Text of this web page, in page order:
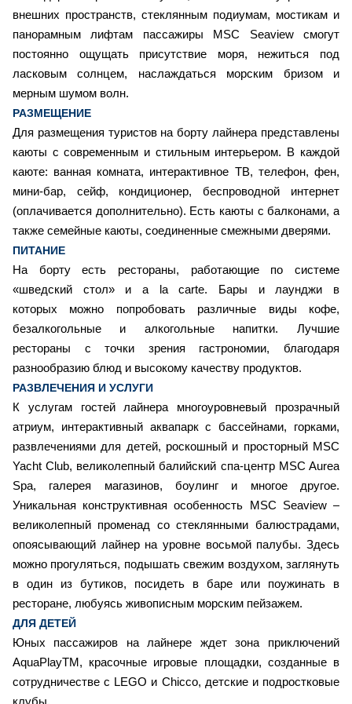
внешних пространств, стеклянным подиумам, мостикам и
панорамным лифтам пассажиры MSC Seaview смогут
постоянно ощущать присутствие моря, нежиться под
ласковым солнцем, наслаждаться морским бризом и
мерным шумом волн.
РАЗМЕЩЕНИЕ
Для размещения туристов на борту лайнера представлены
каюты с современным и стильным интерьером. В каждой
каюте: ванная комната, интерактивное ТВ, телефон, фен,
мини-бар, сейф, кондиционер, беспроводной интернет
(оплачивается дополнительно). Есть каюты с балконами, а
также семейные каюты, соединенные смежными дверями.
ПИТАНИЕ
На борту есть рестораны, работающие по системе
«шведский стол» и a la carte. Бары и лаунджи в
которых можно попробовать различные виды кофе,
безалкогольные и алкогольные напитки. Лучшие
рестораны с точки зрения гастрономии, благодаря
разнообразию блюд и высокому качеству продуктов.
РАЗВЛЕЧЕНИЯ И УСЛУГИ
К услугам гостей лайнера многоуровневый прозрачный
атриум, интерактивный аквапарк с бассейнами, горками,
развлечениями для детей, роскошный и просторный MSC
Yacht Club, великолепный балийский спа-центр MSC Aurea
Spa, галерея магазинов, боулинг и многое другое.
Уникальная конструктивная особенность MSC Seaview –
великолепный променад со стеклянными балюстрадами,
опоясывающий лайнер на уровне восьмой палубы. Здесь
можно прогуляться, подышать свежим воздухом, заглянуть
в один из бутиков, посидеть в баре или поужинать в
ресторане, любуясь живописным морским пейзажем.
ДЛЯ ДЕТЕЙ
Юных пассажиров на лайнере ждет зона приключений
AquaPlayTM, красочные игровые площадки, созданные в
сотрудничестве с LEGO и Chicco, детские и подростковые
клубы.